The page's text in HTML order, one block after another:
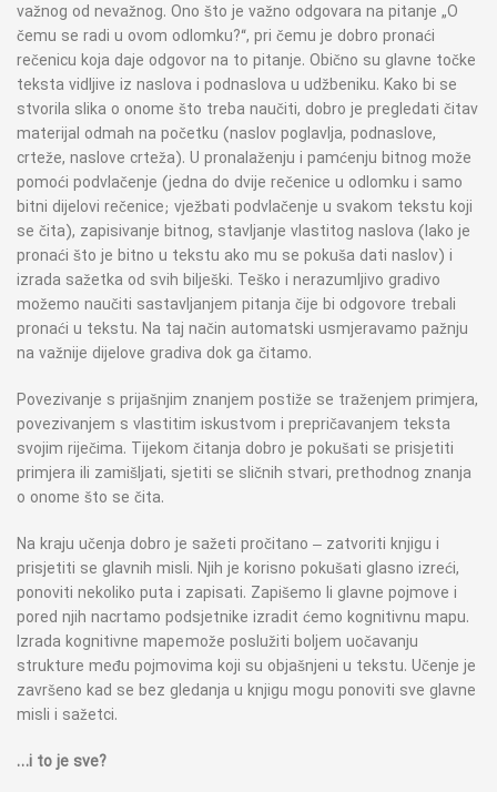
važnog od nevažnog. Ono što je važno odgovara na pitanje „O
čemu se radi u ovom odlomku?“, pri čemu je dobro pronaći
rečenicu koja daje odgovor na to pitanje. Obično su glavne točke
teksta vidljive iz naslova i podnaslova u udžbeniku. Kako bi se
stvorila slika o onome što treba naučiti, dobro je pregledati čitav
materijal odmah na početku (naslov poglavlja, podnaslove,
crteže, naslove crteža). U pronalaženju i pamćenju bitnog može
pomoći podvlačenje (jedna do dvije rečenice u odlomku i samo
bitni dijelovi rečenice; vježbati podvlačenje u svakom tekstu koji
se čita), zapisivanje bitnog, stavljanje vlastitog naslova (lako je
pronaći što je bitno u tekstu ako mu se pokuša dati naslov) i
izrada sažetka od svih bilješki. Teško i nerazumljivo gradivo
možemo naučiti sastavljanjem pitanja čije bi odgovore trebali
pronaći u tekstu. Na taj način automatski usmjeravamo pažnju
na važnije dijelove gradiva dok ga čitamo.
Povezivanje s prijašnjim znanjem postiže se traženjem primjera,
povezivanjem s vlastitim iskustvom i prepričavanjem teksta
svojim riječima. Tijekom čitanja dobro je pokušati se prisjetiti
primjera ili zamišljati, sjetiti se sličnih stvari, prethodnog znanja
o onome što se čita.
Na kraju učenja dobro je sažeti pročitano – zatvoriti knjigu i
prisjetiti se glavnih misli. Njih je korisno pokušati glasno izreći,
ponoviti nekoliko puta i zapisati. Zapišemo li glavne pojmove i
pored njih nacrtamo podsjetnike izradit ćemo kognitivnu mapu.
Izrada kognitivne mape može poslužiti boljem uočavanju
strukture među pojmovima koji su objašnjeni u tekstu. Učenje je
završeno kad se bez gledanja u knjigu mogu ponoviti sve glavne
misli i sažetci.
…i to je sve?